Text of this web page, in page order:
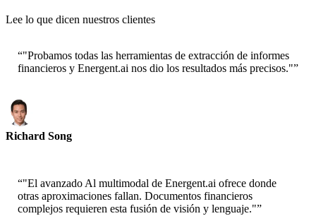
Lee lo que dicen nuestros clientes
“"Probamos todas las herramientas de extracción de informes
financieros y Energent.ai nos dio los resultados más precisos."”
Richard Song
“"El avanzado Al multimodal de Energent.ai ofrece donde
otras aproximaciones fallan. Documentos financieros
complejos requieren esta fusión de visión y lenguaje."”